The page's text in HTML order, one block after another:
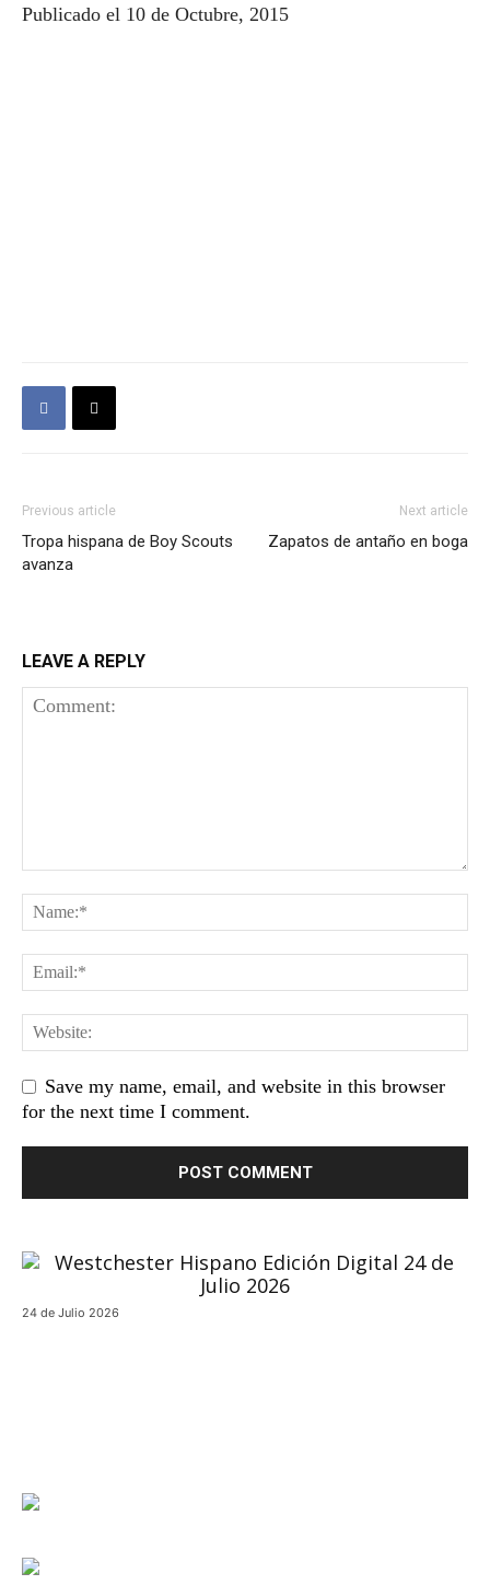
Publicado el 10 de Octubre, 2015
Previous article
Tropa hispana de Boy Scouts
avanza
Next article
Zapatos de antaño en boga
LEAVE A REPLY
Save my name, email, and website in this browser
for the next time I comment.
24 de Julio 2026